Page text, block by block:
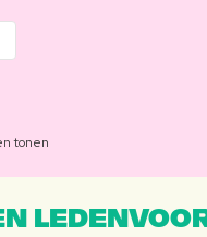
tonen